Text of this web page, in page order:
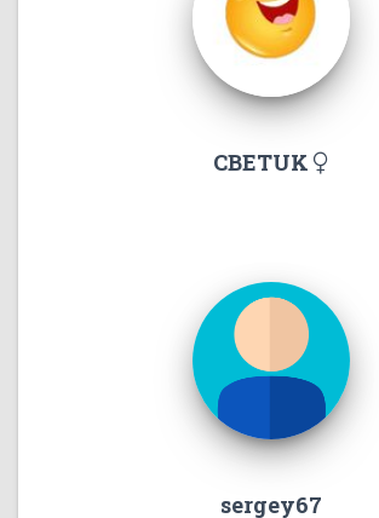
CBETUK
sergey67